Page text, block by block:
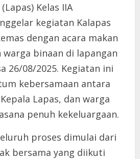
Kelas IIA
kegiatan Kalapas
dengan acara makan
binaan di lapangan
26/08/2025. Kegiatan ini
kebersamaan antara
Lapas, dan warga
penuh kekeluargaan.
proses dimulai dari
bersama yang diikuti